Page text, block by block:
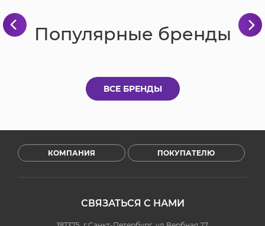
Популярные бренды
ВСЕ БРЕНДЫ
КОМПАНИЯ ПОКУПАТЕЛЮ
СВЯЗАТЬСЯ С НАМИ